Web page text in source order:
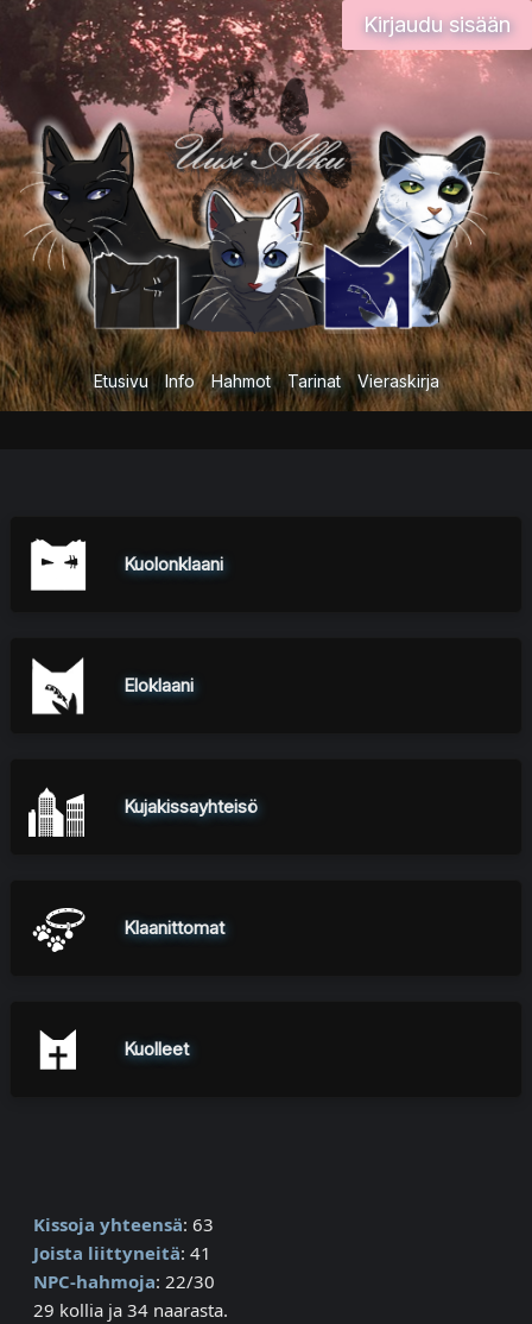
Siirry
sisältöön
Kirjaudu sisään
Etusivu Info Hahmot Tarinat Vieraskirja
Kuolonklaani
Eloklaani
Kujakissayhteisö
Klaanittomat
Kuolleet
Kissoja yhteensä: 63
Joista liittyneitä: 41
NPC-hahmoja: 22/30
29 kollia ja 34 naarasta.